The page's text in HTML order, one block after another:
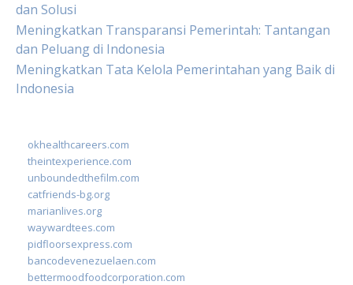
dan Solusi
Meningkatkan Transparansi Pemerintah: Tantangan
dan Peluang di Indonesia
Meningkatkan Tata Kelola Pemerintahan yang Baik di
Indonesia
okhealthcareers.com
theintexperience.com
unboundedthefilm.com
catfriends-bg.org
marianlives.org
waywardtees.com
pidfloorsexpress.com
bancodevenezuelaen.com
bettermoodfoodcorporation.com